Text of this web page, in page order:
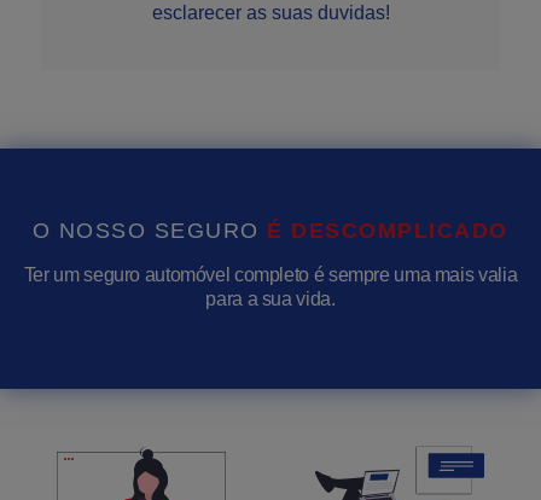
esclarecer as suas duvidas!
O NOSSO SEGURO É D ESCO MPLI CA DO
Ter um seguro automóvel completo é sempre uma mais valia
para a sua vida.